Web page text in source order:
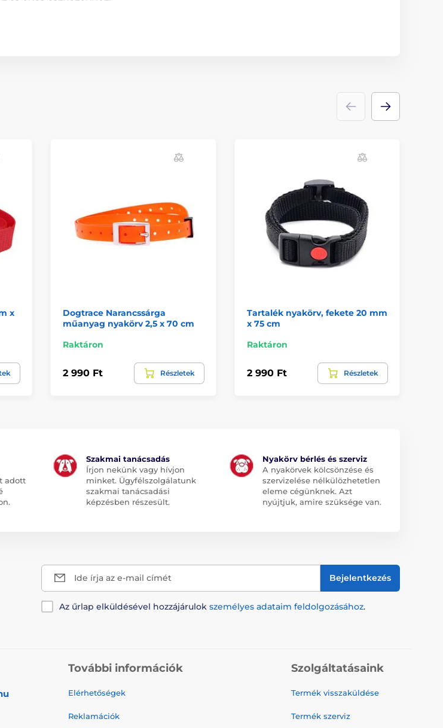
x
Dogtrace Narancssárga
műanyag nyakörv 2,5 x 70 cm
Raktáron
2 990 Ft Részletek
Tartalék nyakörv, fekete 20 mm
x 75 cm
Raktáron
2 990 Ft Részletek
adott
Szakmai tanácsadás
Írjon nekünk vagy hívjon
minket. Ügyfélszolgálatunk
szakmai tanácsadási
képzésben részesült.
Nyakörv bérlés és szerviz
A nyakörvek kölcsönzése és
szervizelése nélkülözhetetlen
eleme cégünknek. Azt
nyújtjuk, amire szüksége van.
Ide írja az e-mail címét Bejelentkezés
Az űrlap elküldésével hozzájárulok személyes adataim feldolgozásához.
További információk
Elérhetőségek
Reklamációk
Szolgáltatásaink
Termék visszaküldése
Termék szerviz